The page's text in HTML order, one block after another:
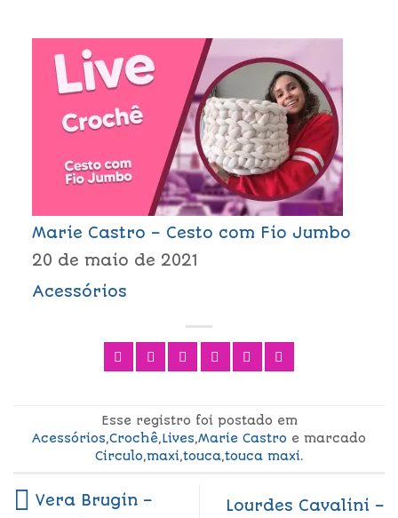
Marie Castro – Cesto com Fio Jumbo
20 de maio de 2021
Acessórios
Esse registro foi postado em
Acessórios,Crochê,Lives,Marie Castro e marcado
Circulo,maxi,touca,touca maxi.
Vera Brugin –
Lourdes Cavalini –